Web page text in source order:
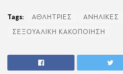
Tags: ΑΘΛΗΤΡΙΕΣ ΑΝΗΛΙΚΕΣ
ΣΕΞΟΥΑΛΙΚΗ ΚΑΚΟΠΟΙΗΣΗ